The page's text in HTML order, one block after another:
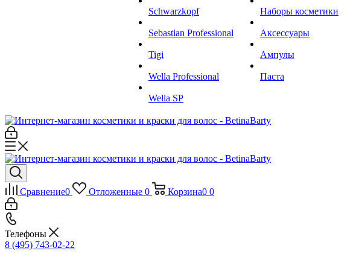
Schwarzkopf
Sebastian Professional
Tigi
Wella Professional
Wella SP
Наборы косметики
Аксессуары
Ампулы
Паста
Сравнение0 Отложенные 0 Корзина0 0
Телефоны
8 (495) 743-02-22